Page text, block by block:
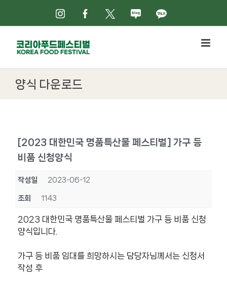
인스타그램
페이스북
X 네이버블로그
카카오톡
양식 다운로드
[2023 대한민국 명품특산물 페스티벌] 가구 등
비품 신청양식
작성일 2023-06-12
조회 1143
2023 대한민국 명품특산물 페스티벌 가구 등 비품 신청
양식입니다.
가구 등 비품 임대를 희망하시는 담당자님께서는 신청서
작성 후